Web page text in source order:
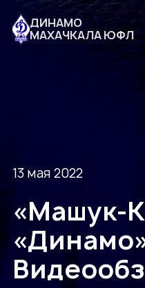
ДИНАМО
МАХАЧКАЛА ЮФЛ
13 мая 2022
«Машук-